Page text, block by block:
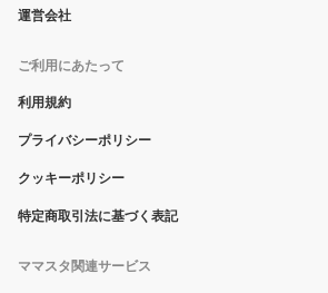
運営会社
ご利用にあたって
利用規約
プライバシーポリシー
クッキーポリシー
特定商取引法に基づく表記
ママスタ関連サービス